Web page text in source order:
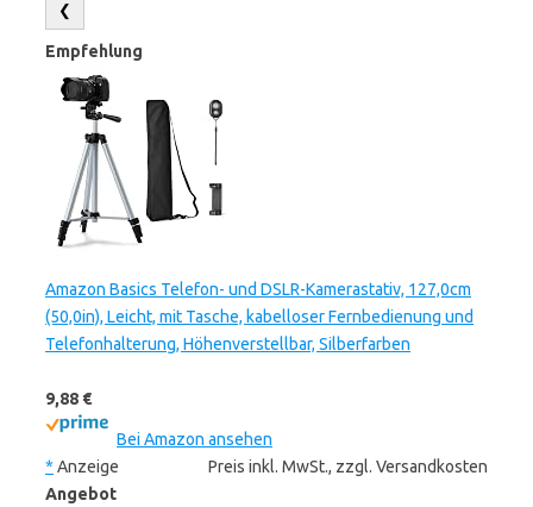
❮
Empfehlung
Amazon Basics Telefon- und DSLR-Kamerastativ, 127,0cm
(50,0in), Leicht, mit Tasche, kabelloser Fernbedienung und
Telefonhalterung, Höhenverstellbar, Silberfarben
9,88 €
Bei Amazon ansehen
* Anzeige
Preis inkl. MwSt., zzgl. Versandkosten
Angebot